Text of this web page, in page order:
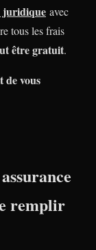
juridique avec
tous les frais
être gratuit.
de vous
remplir